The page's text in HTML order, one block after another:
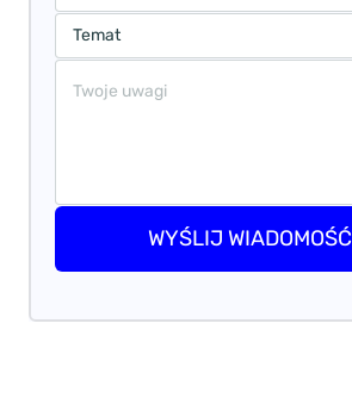
WYŚLIJ WIADOMOŚĆ